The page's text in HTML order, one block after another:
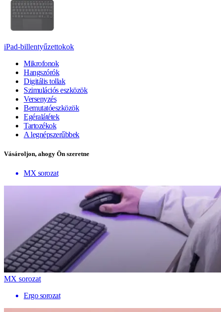
iPad-billentyűzettokok
Mikrofonok
Hangszórók
Digitális tollak
Szimulációs eszközök
Versenyzés
Bemutatóeszközök
Egéralátétek
Tartozékok
A legnépszerűbbek
Vásároljon, ahogy Ön szeretne
MX sorozat
MX sorozat
Ergo sorozat